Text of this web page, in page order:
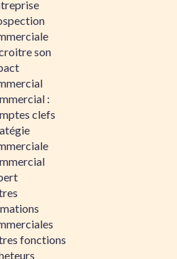
son
:
clefs
fonctions